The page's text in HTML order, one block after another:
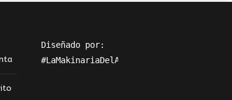
Diseñado por:
#LaMakinariaDelArte